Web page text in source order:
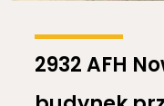
2932 AFH